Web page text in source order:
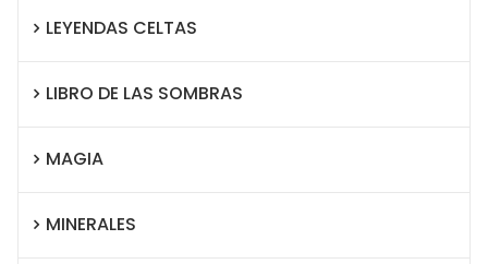
LEYENDAS CELTAS
LIBRO DE LAS SOMBRAS
MAGIA
MINERALES